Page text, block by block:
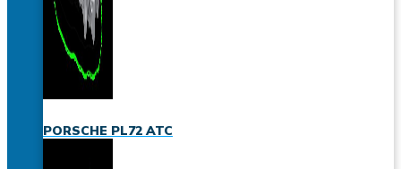
PORSCHE PL72 ATC